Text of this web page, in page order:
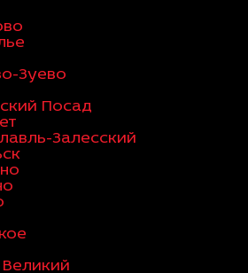
Зуево
Посад
Залесский